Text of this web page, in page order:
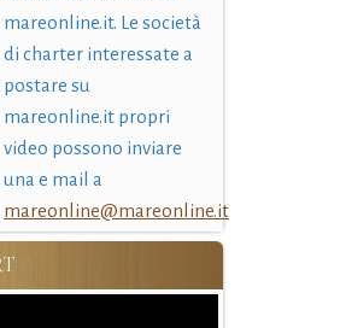
mareonline.it. Le società
di charter interessate a
postare su
mareonline.it propri
video possono inviare
una e mail a
mareonline@mareonline.it